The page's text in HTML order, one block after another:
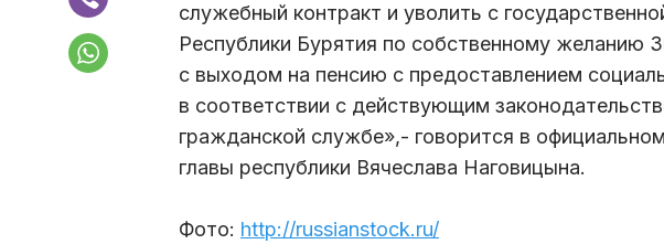
служебный контракт и уволить с
Республики Бурятия по собственному желанию
с выходом на пенсию с предоставлением
в соответствии с действующим
гражданской службе»,- говорится в
главы республики Вячеслава Наговицына.
Фото: http://russianstock.ru/